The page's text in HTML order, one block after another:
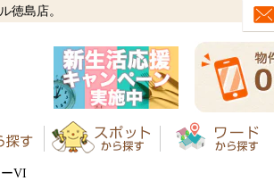
徳島店。
VI